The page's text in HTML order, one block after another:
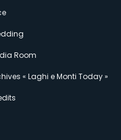
Room
« Laghi e Monti Today »